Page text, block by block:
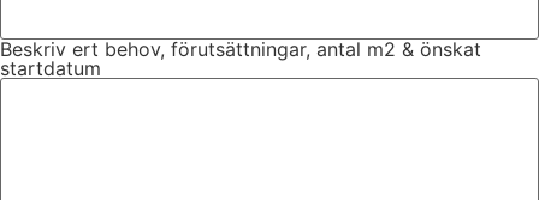
Beskriv ert behov, förutsättningar, antal m2 & önskat
startdatum